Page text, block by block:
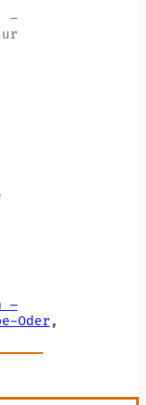
–
–
Oder